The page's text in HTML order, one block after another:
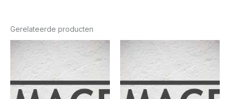
Gerelateerde producten